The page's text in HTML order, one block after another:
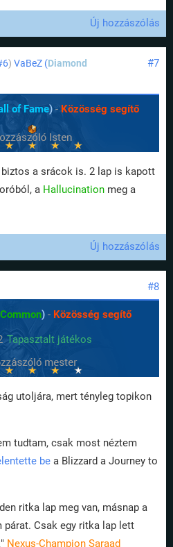
Új hozzászólás
#7
) VaBeZ (Diamond
of Fame)- Közösség segítő
a srácok is. 2 lap is kapott
a Hallucination meg a
Új hozzászólás
#8
Common) - Közösség segítő
Tapasztalt játékos
utoljára, mert tényleg topikon
tudtam, csak most néztem
be a Blizzard a Journey to
ritka lap meg van, másnap a
Csak egy ritka lap lett
Nexus-Champion Saraad